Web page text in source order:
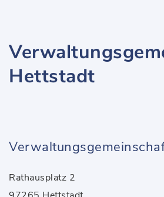
Hettstadt
Rathausplatz 2